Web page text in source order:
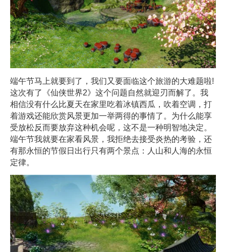
端午节马上就要到了，我们又要面临这个旅游的大难题啦!
这次有了《仙侠世界2》这个问题自然就迎刃而解了。我
相信没有什么比夏天在家里吃着冰镇西瓜，吹着空调，打
着游戏还能欣赏风景更加一举两得的事情了。为什么能享
受放松反而要放弃这种机会呢，这不是一种明智地决定。
端午节我就要在家看风景，我拒绝去接受炎热的考验，还
有那永恒的节假日出行只有两个景点：人山和人海的永恒
定律。